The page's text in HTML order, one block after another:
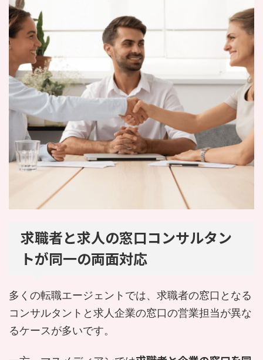
求職者と求人の窓口コンサルタン
トが同一の両面対応
多くの転職エージェントでは、求職者の窓口となる
コンサルタントと求人企業の窓口の営業担当が異な
るケースが多いです。